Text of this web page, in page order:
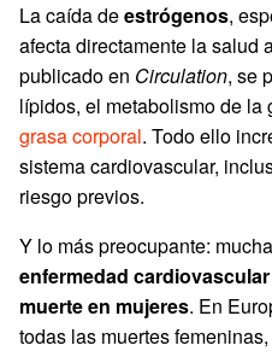
La caída deestrógenos,
afecta directamente la salud
publicado en Circulation, se
lípidos, el metabolismo de
grasa corporal. Todo ello
sistema cardiovascular,
riesgo previos.
Y lo más preocupante:
enfermedad cardiovascular
muerte en mujeres. En
todas las muertes